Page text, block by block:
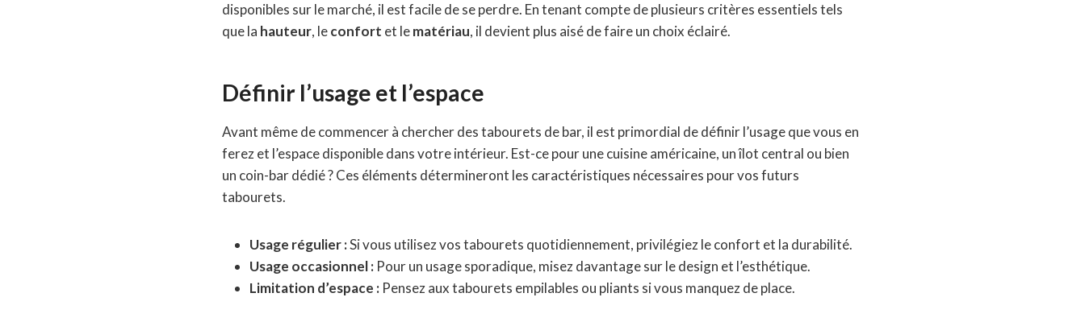
disponibles sur le marché, il est facile de se perdre. En tenant compte de plusieurs critères essentiels tels
que la hauteur, leconfort et lematériau, il devient plus aisé de faire un choix éclairé.
Définir l’usage et l’espace
Avant même de commencer à chercher des tabourets de bar, il est primordial de définir l’usage que vous en
ferez et l’espace disponible dans votre intérieur. Est-ce pour une cuisine américaine, un îlot central ou bien
un coin-bar dédié ? Ces éléments détermineront les caractéristiques nécessaires pour vos futurs
tabourets.
Usage régulier :Si vous utilisez vos tabourets quotidiennement, privilégiez le confort et la durabilité.
Usage occasionnel : Pour un usage sporadique, misez davantage sur le design et l’esthétique.
Limitation d’espace : Pensez aux tabourets empilables ou pliants si vous manquez de place.